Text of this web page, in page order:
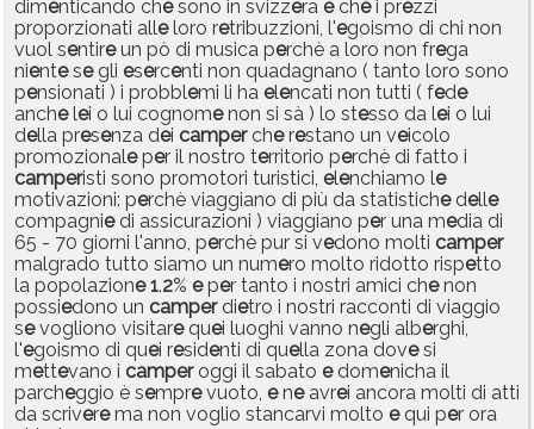
dimenticando chesono in svizzera echei prezzi
proporzionati alleloro retribuzzioni, l'egoismo di chi non
vuol sentireun pò di musica perchè a loro non frega
nientesegli esercenti non quadagnano ( tanto loro sono
pensionati ) i probblemi li ha elencati non tutti ( fede
anchelei o lui cognomenon si sà ) lo stesso da lei o lui
della presenza dei campercherestano un veicolo
promozionaleper il nostro territorio perchè di fatto i
camperisti sono promotori turistici, elenchiamo le
motivazioni: perchè viaggiano di più da statistichedelle
compagniedi assicurazioni ) viaggiano per una media di
65 - 70 giorni l'anno, perchè pur si vedono molti camper
malgrado tutto siamo un numero molto ridotto rispetto
la popolazione 1.2% eper tanto i nostri amici chenon
possiedono un camperdietro i nostri racconti di viaggio
sevogliono visitarequei luoghi vanno negli alberghi,
l'egoismo di quei residenti di quella zona dovesi
mettevano i camperoggi il sabato edomenicha il
parcheggio è semprevuoto, eneavrei ancora molti di atti
da scriverema non voglio stancarvi molto equi per ora